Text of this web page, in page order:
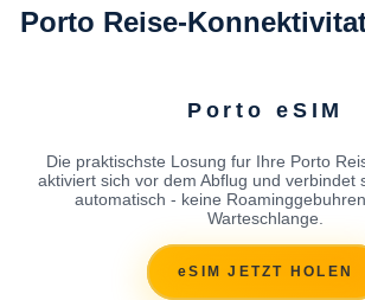
Porto Reise-
Porto eSIM
Die praktischste Losung fur Ihre Porto
aktiviert sich vor dem Abflug und verbindet
automatisch - keine
Warteschlange.
eSIM JETZT HOLEN